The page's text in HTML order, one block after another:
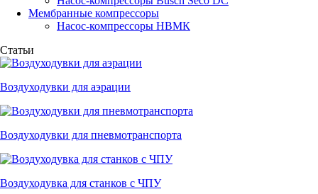
Мембранные компрессоры
Насос-компрессоры НВМК
Статьи
Воздуходувки для аэрации
Воздуходувки для пневмотранспорта
Воздуходувка для станков с ЧПУ